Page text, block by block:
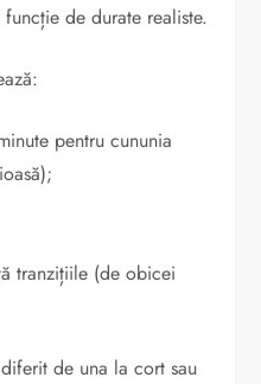
de durate realiste.
pentru cununia
tranzițiile (de obicei
de una la cort sau